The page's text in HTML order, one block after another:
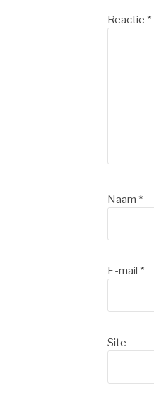
Reactie *
Naam *
E-mail *
Site